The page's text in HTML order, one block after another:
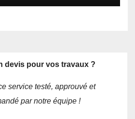
devis pour vos travaux ?
service testé, approuvé et
par notre équipe !